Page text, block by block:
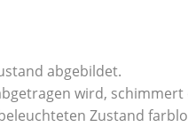
abgebildet.
wird,
Zustand